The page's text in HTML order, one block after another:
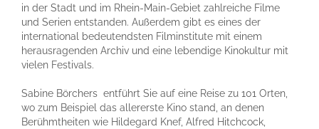
in der Stadt und im Rhein-Main-Gebiet zahlreiche Filme
und Serien entstanden. Außerdem gibt es eines der
international bedeutendsten Filminstitute mit einem
herausragenden Archiv und eine lebendige Kinokultur mit
vielen Festivals.
Sabine Börchers entführt Sie auf eine Reise zu 101 Orten,
wo zum Beispiel das allererste Kino stand, an denen
Berühmtheiten wie Hildegard Knef, Alfred Hitchcock,